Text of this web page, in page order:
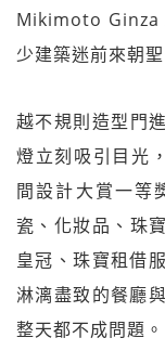
Mikimoto Ginza
少建築迷前來朝聖
越不規則造型門
燈立刻吸引目光
間設計大賞一等
瓷、化妝品 、珠
皇冠、珠寶租借
淋漓盡致的餐廳
整天都不成問題。